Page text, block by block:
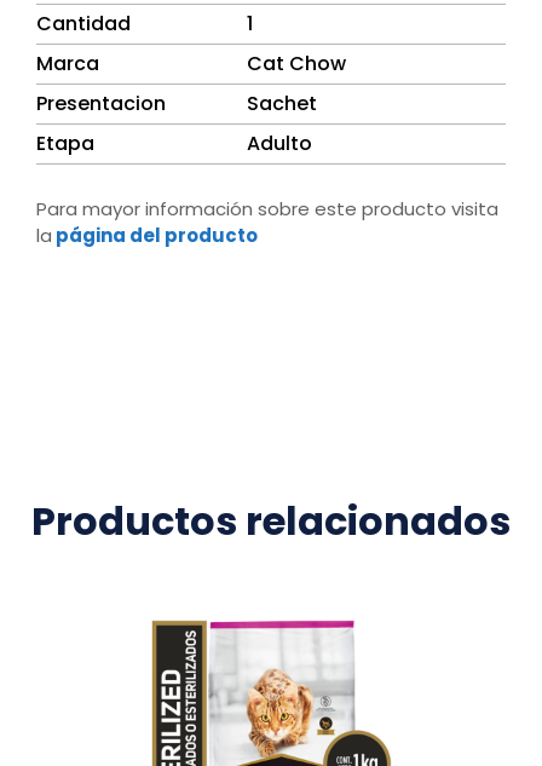
Cantidad
1
Marca
Cat Chow
Presentacion
Sachet
Etapa
Adulto
Para mayor información sobre este producto visita
la página del producto
Productos relacionados